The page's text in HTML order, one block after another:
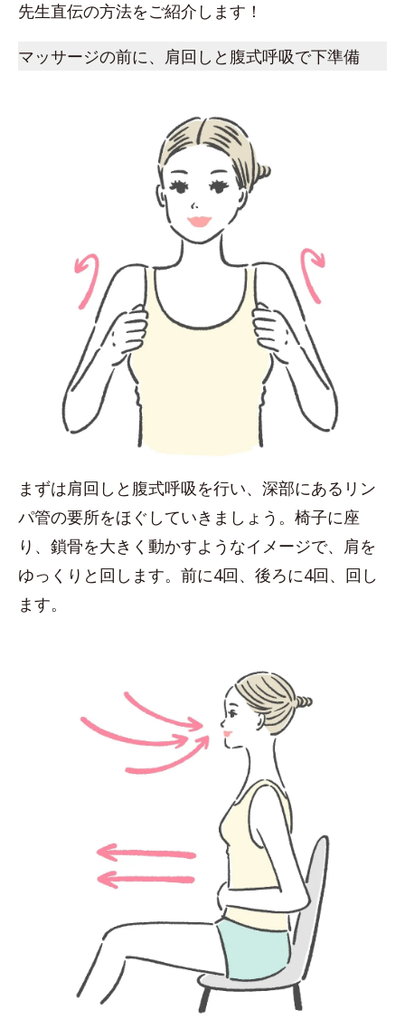
先生直伝の方法をご紹介します！
マッサージの前に、肩回しと腹式呼吸で下準備
まずは肩回しと腹式呼吸を行い、深部にあるリン
パ管の要所をほぐしていきましょう。椅子に座
り、鎖骨を大きく動かすようなイメージで、肩を
ゆっくりと回します。前に4回、後ろに4回、回し
ます。